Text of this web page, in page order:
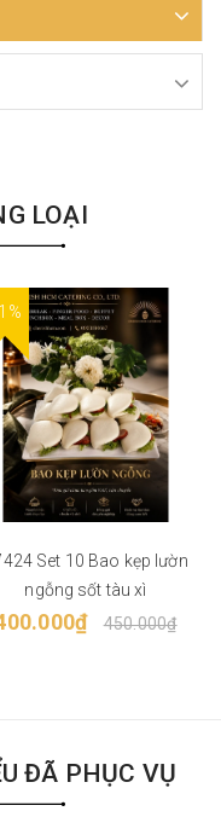
LOẠI
Set 10 Bao kẹp lườn
ngỗng sốt tàu xì
450.000₫
ĐÃ PHỤC VỤ